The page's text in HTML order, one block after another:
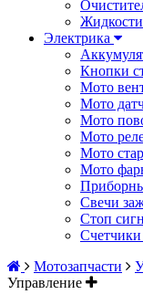
Жидкости
Электрика
Кнопки
Мото
Мото
Мото
Мото
Мото
Мото
Свечи
Стоп
Счетчики
Мотозапчасти
Управление